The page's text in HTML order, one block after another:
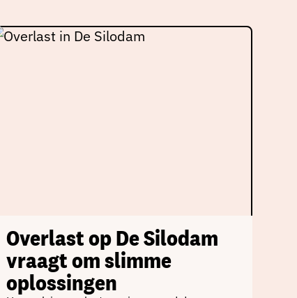
Overlast op De Silodam
vraagt om slimme
oplossingen